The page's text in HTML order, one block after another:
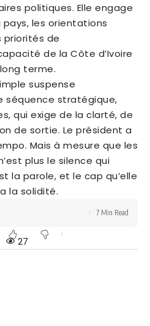
politiques. Elle engage
pays, les orientations
priorités de
de la Côte d’Ivoire
terme.
suspense
séquence stratégique,
qui exige de la clarté, de
de sortie. Le président a
Mais à mesure que les
plus le silence qui
la parole, et le cap qu’elle
la solidité.
7 Min Read
27